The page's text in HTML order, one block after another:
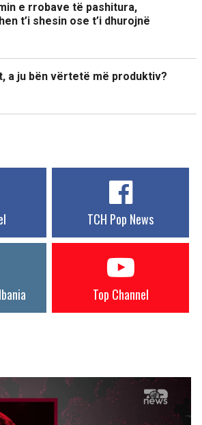
e rrobave të pashitura,
t’i shesin ose t’i dhurojnë
a ju bën vërtetë më produktiv?
TCH Pop News
Top Channel